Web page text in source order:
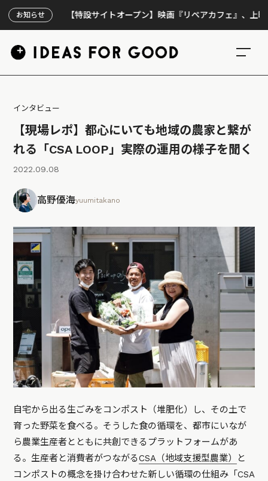
お知らせ
【特設サイトオープン】映画『リペアカフェ』、上映300回の先で
インタビュー
【現場レポ】都心にいても地域の農家と繋が
れる「CSA LOOP」実際の運用の様子を聞く
2022.09.08
高野優海yuumitakano
自宅から出る生ごみをコンポスト（堆肥化）し、その土で
育った野菜を食べる。そうした食の循環を、都市にいなが
ら農業生産者とともに共創できるプラットフォームがあ
る。生産者と消費者がつながるCSA（地域支援型農業）
と
コンポストの概念を掛け合わせた新しい循環の仕組み「CSA